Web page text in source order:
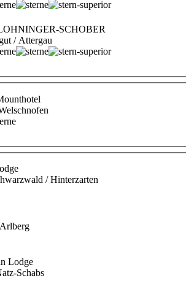
SCHOBER
/ Attergau
/ Hinterzarten
Lodge
Schabs